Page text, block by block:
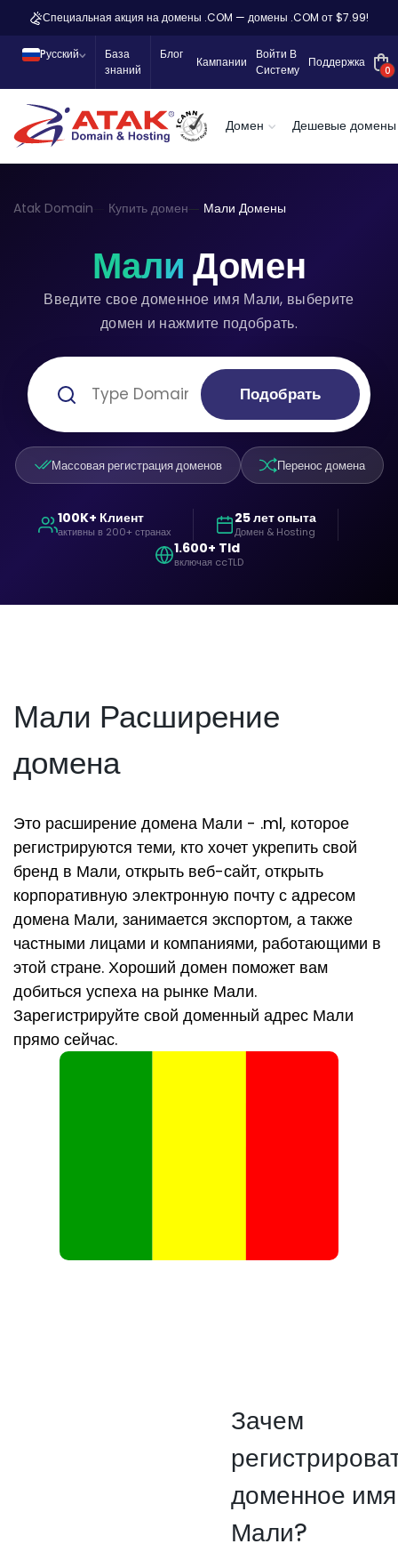
Специальная акция на домены .COM — домены .COM от $7.99!
Pусский
База
знаний
Блог
Кампании
Войти В
Систему
Поддержка
0
Домен Дешевые домены
Atak Domain Купить домен Мали Домены
МалиДомен
Введите свое доменное имя Мали, выберите
домен и нажмите подобрать.
Подобрать
Массовая регистрация доменов Перенос домена
100K+ Клиент
активны в 200+ странах
25 лет опыта
Домен & Hosting
1.600+ Tld
включая ccTLD
Мали Расширение
домена
Это расширение домена Мали - .ml, которое
регистрируются теми, кто хочет укрепить свой
бренд в Мали, открыть веб-сайт, открыть
корпоративную электронную почту с адресом
домена Мали, занимается экспортом, а также
частными лицами и компаниями, работающими в
этой стране. Хороший домен поможет вам
добиться успеха на рынке Мали.
Зарегистрируйте свой доменный адрес Мали
прямо сейчас.
Зачем
доменное
Мали?